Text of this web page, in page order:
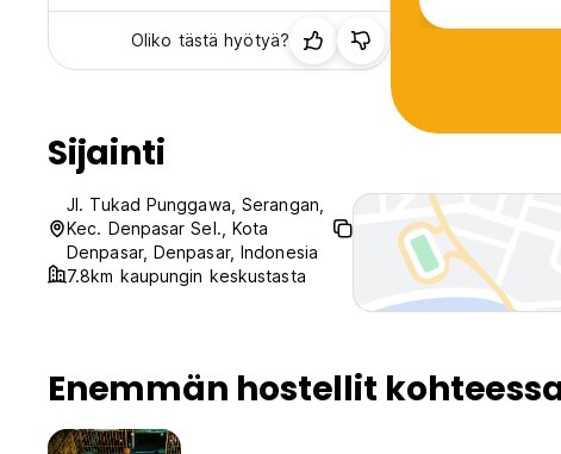
Oliko tästä hyötyä?
Sijainti
Jl. Tukad Punggawa, Serangan,
Kec. Denpasar Sel., Kota
Denpasar, Denpasar, Indonesia
7.8km kaupungin keskustasta
Enemmän hostellit